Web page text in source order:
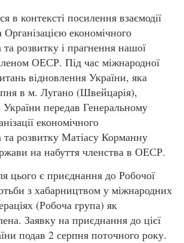
в контексті посилення взаємодії
економічного
та розвитку і прагнення нашої
ОЕСР. Під час міжнародної
відновлення України, яка
в м. Лугано (Швейцарія),
України передав Генеральному
економічного
та розвитку Матіасу Корманну
на набуття членства в ОЕСР.
цього є приєднання до Робочої
з хабарництвом у міжнародних
(Робоча група) як
Заявку на приєднання до цієї
подав 2 серпня поточного року.